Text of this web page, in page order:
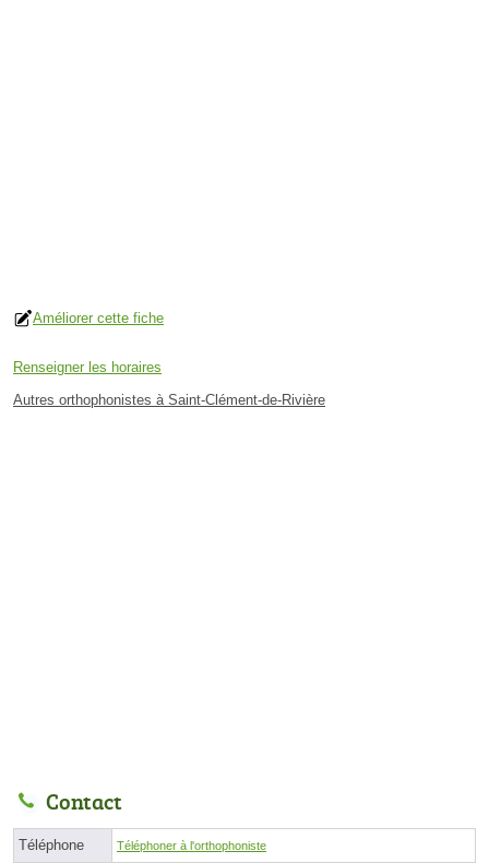
Améliorer cette fiche
Renseigner les horaires
Autres orthophonistes à Saint-Clément-de-Rivière
Contact
Téléphone Téléphoner à l'orthophoniste